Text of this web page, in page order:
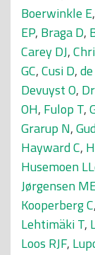
Boerwinkle E,
EP, Braga D,
Carey DJ,
GC,Cusi D,
Devuyst O,
OH, Fulop T,
Grarup N,
Hayward C,
Husemoen
Jørgensen
Kooperberg C,
Lehtimäki T,
Loos RJF,